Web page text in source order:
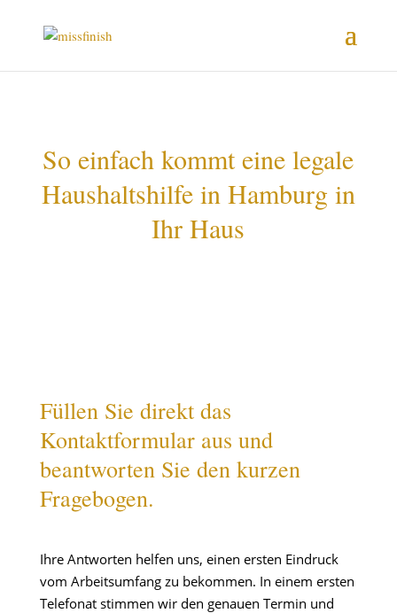
So einfach kommt eine legale
Haushaltshilfe in Hamburg in
Ihr Haus
Füllen Sie direkt das
Kontaktformular aus und
beantworten Sie den kurzen
Fragebogen.
Ihre Antworten helfen uns, einen ersten Eindruck
vom Arbeitsumfang zu bekommen. In einem ersten
Telefonat stimmen wir den genauen Termin und